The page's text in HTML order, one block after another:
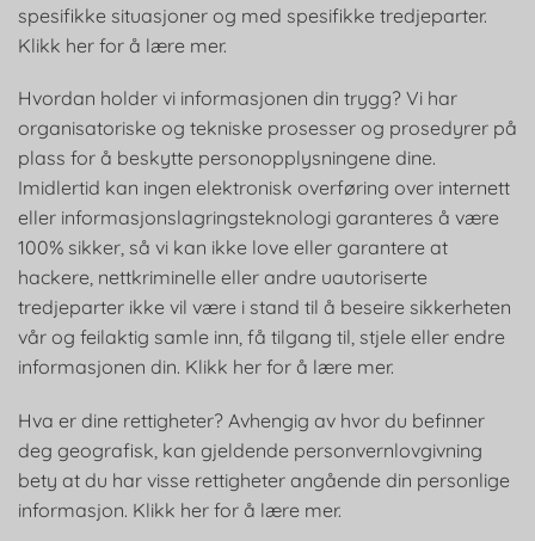
spesifikke situasjoner og med spesifikke tredjeparter.
Klikk her for å lære mer.
Hvordan holder vi informasjonen din trygg? Vi har
organisatoriske og tekniske prosesser og prosedyrer på
plass for å beskytte personopplysningene dine.
Imidlertid kan ingen elektronisk overføring over internett
eller informasjonslagringsteknologi garanteres å være
100% sikker, så vi kan ikke love eller garantere at
hackere, nettkriminelle eller andre uautoriserte
tredjeparter ikke vil være i stand til å beseire sikkerheten
vår og feilaktig samle inn, få tilgang til, stjele eller endre
informasjonen din. Klikk her for å lære mer.
Hva er dine rettigheter? Avhengig av hvor du befinner
deg geografisk, kan gjeldende personvernlovgivning
bety at du har visse rettigheter angående din personlige
informasjon. Klikk her for å lære mer.